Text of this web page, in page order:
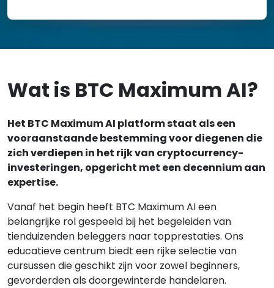
Wat is BTC Maximum AI?
Het BTC Maximum AI platform staat als een
vooraanstaande bestemming voor diegenen die
zich verdiepen in het rijk van cryptocurrency-
investeringen, opgericht met een decennium aan
expertise.
Vanaf het begin heeft BTC Maximum AI een
belangrijke rol gespeeld bij het begeleiden van
tienduizenden beleggers naar topprestaties. Ons
educatieve centrum biedt een rijke selectie van
cursussen die geschikt zijn voor zowel beginners,
gevorderden als doorgewinterde handelaren.